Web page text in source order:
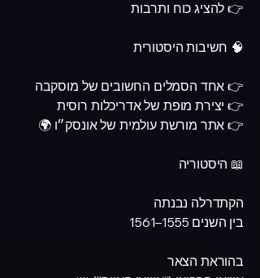
👉 להציג כוח ותרבות
🧠 חשיבות היסטורית
👉 אחד הסמלים החשובים של מוסקבה
👉 יצירת מופת של אדריכלות רוסית
👉 אתר מורשת עולמית של אונסק״ו 🌍
📖 היסטוריה
הקתדרלה נבנתה
בין השנים 1555–1561
בהוראת הצאר